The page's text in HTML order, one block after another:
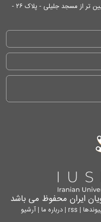
آدرس: تهران/ انتهای خیابان ایرانشهر - پایین تر از مسجد جلیلی - پلاک ۲۶ -
ایران محفوظ می باشد
|
rss
|درباره ما |آرشیو